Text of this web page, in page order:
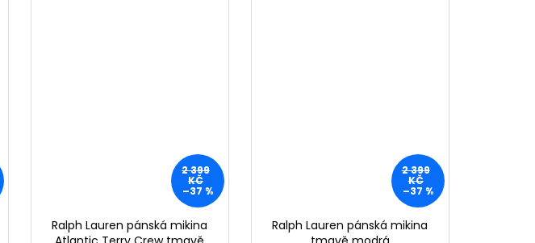
2 399
KČ
–37 %
Ralph Lauren pánská mikina
2 399
KČ
–37 %
Ralph Lauren pánská mikina